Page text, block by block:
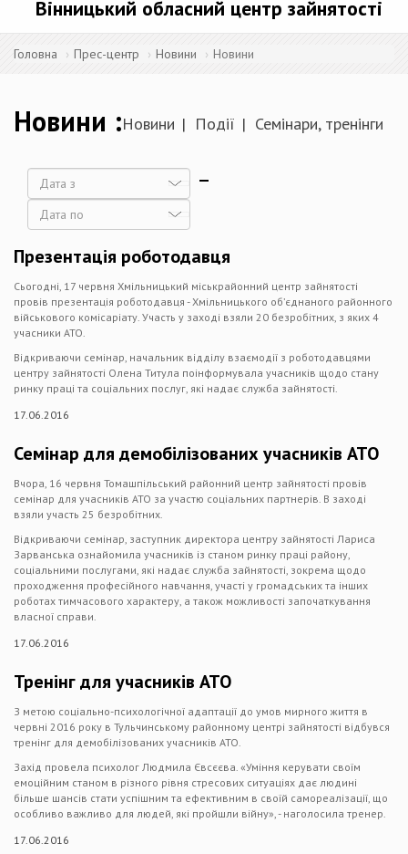
Вінницький обласний центр зайнятості
Головна Прес-центр Новини Новини
Новини Новини Події Семінари, тренінги
Дата
Презентація роботодавця
Сьогодні, 17 червня Хмільницький міськрайонний центр зайнятості
провів презентація роботодавця - Хмільницького об’єднаного районного
військового комісаріату. Участь у заході взяли 20 безробітних, з яких 4
учасники АТО.
Відкриваючи семінар, начальник відділу взаємодії з роботодавцями
центру зайнятості Олена Титула поінформувала учасників щодо стану
ринку праці та соціальних послуг, які надає служба зайнятості.
17.06.2016
Семінар для демобілізованих учасників АТО
Вчора, 16 червня Томашпільський районний центр зайнятості провів
семінар для учасників АТО за участю соціальних партнерів. В заході
взяли участь 25 безробітних.
Відкриваючи семінар, заступник директора центру зайнятості Лариса
Зарванська ознайомила учасників із станом ринку праці району,
соціальними послугами, які надає служба зайнятості, зокрема щодо
проходження професійного навчання, участі у громадських та інших
роботах тимчасового характеру, а також можливості започаткування
власної справи.
17.06.2016
Тренінг для учасників АТО
З метою соціально-психологічної адаптації до умов мирного життя в
червні 2016 року в Тульчинському районному центрі зайнятості відбувся
тренінг для демобілізованих учасників АТО.
Захід провела психолог Людмила Євсєєва. «Уміння керувати своїм
емоційним станом в різного рівня стресових ситуаціях дає людині
більше шансів стати успішним та ефективним в своїй самореалізації, що
особливо важливо для людей, які пройшли війну», - наголосила тренер.
17.06.2016